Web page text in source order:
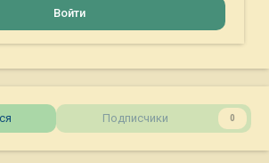
Войти
Подписчики 0